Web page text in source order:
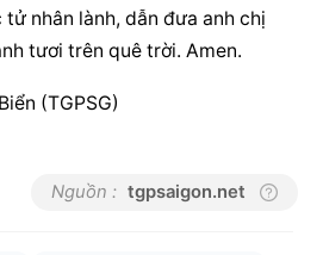
nhân lành, dẫn đưa anh chị
tươi trên quê trời. Amen.
(TGPSG)
Nguồn : tgpsaigon.net